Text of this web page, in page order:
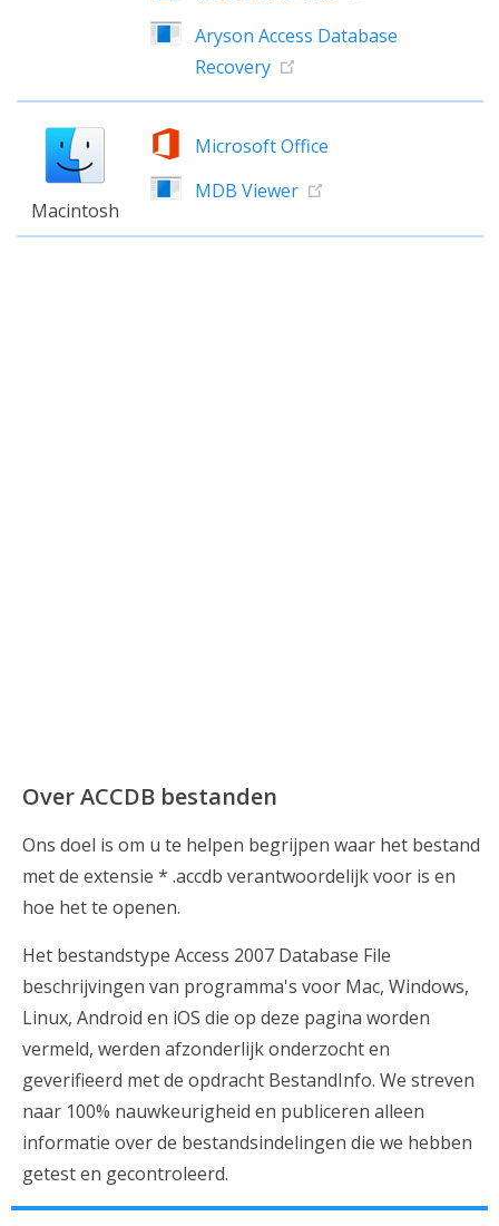
Aryson Access Database
Recovery
Macintosh
Microsoft Office
MDB Viewer
Over ACCDB bestanden
Ons doel is om u te helpen begrijpen waar het bestand
met de extensie * .accdb verantwoordelijk voor is en
hoe het te openen.
Het bestandstype Access 2007 Database File
beschrijvingen van programma's voor Mac, Windows,
Linux, Android en iOS die op deze pagina worden
vermeld, werden afzonderlijk onderzocht en
geverifieerd met de opdracht BestandInfo. We streven
naar 100% nauwkeurigheid en publiceren alleen
informatie over de bestandsindelingen die we hebben
getest en gecontroleerd.